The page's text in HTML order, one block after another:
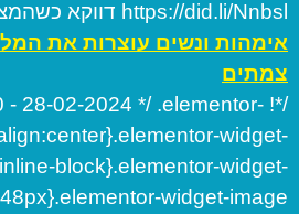
https://did.li/Nnbsl דווקא כשהמציאות מטלטלת, ...
אימהות ונשים עוצרות את
צמתים
- 28-02-2024 */ .elementor-
widget-
block}.elementor-widget-
widget-image